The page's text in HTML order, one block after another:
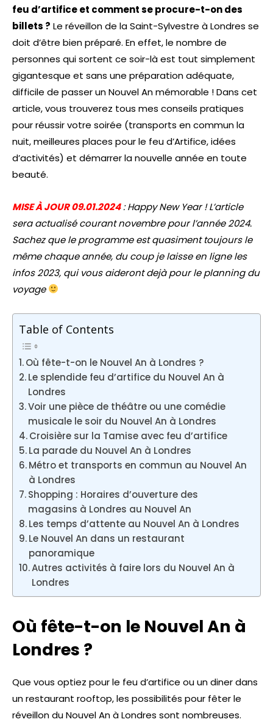
feu d’artifice et comment se procure-t-on des
billets ? Le réveillon de la Saint-Sylvestre à Londres se
doit d’être bien préparé. En effet, le nombre de
personnes qui sortent ce soir-là est tout simplement
gigantesque et sans une préparation adéquate,
difficile de passer un Nouvel An mémorable ! Dans cet
article, vous trouverez tous mes conseils pratiques
pour réussir votre soirée (transports en commun la
nuit, meilleures places pour le feu d’Artifice, idées
d’activités) et démarrer la nouvelle année en toute
beauté.
MISE À JOUR 09.01.2024: Happy New Year ! L’article
sera actualisé courant novembre pour l’année 2024.
Sachez que le programme est quasiment toujours le
même chaque année, du coup je laisse en ligne les
infos 2023, qui vous aideront dejà pour le planning du
voyage
Table of Contents
Où fête-t-on le Nouvel An à Londres ?
Le splendide feu d’artifice du Nouvel An à
Londres
Voir une pièce de théâtre ou une comédie
musicale le soir du Nouvel An à Londres
Croisière sur la Tamise avec feu d’artifice
La parade du Nouvel An à Londres
Métro et transports en commun au Nouvel An
à Londres
Shopping : Horaires d’ouverture des
magasins à Londres au Nouvel An
Les temps d’attente au Nouvel An à Londres
Le Nouvel An dans un restaurant
panoramique
Autres activités à faire lors du Nouvel An à
Londres
Où fête-t-on le Nouvel An à
Londres ?
Que vous optiez pour le feu d’artifice ou un diner dans
un restaurant rooftop, les possibilités pour fêter le
réveillon du Nouvel An à Londres sont nombreuses.